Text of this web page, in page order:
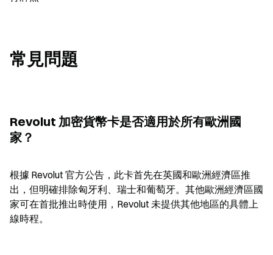
常見問題
Revolut 加密貨幣卡是否適用於所有歐洲國
家？
根據 Revolut 官方公告，此卡首先在英國和歐洲經濟區推
出，但明確排除匈牙利、瑞士和葡萄牙。其他歐洲經濟區國
家可在首批推出時使用，Revolut 未提供其他地區的具體上
線時程。